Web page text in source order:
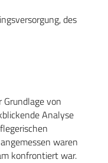
des
von
Analyse
waren
konfrontiert war.